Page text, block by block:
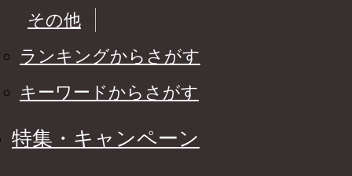
その他
ランキングからさがす
キーワードからさがす
特集・キャンペーン